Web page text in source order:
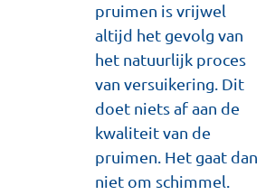
pruimen is vrijwel
altijd het gevolg van
het natuurlijk proces
van versuikering. Dit
doet niets af aan de
kwaliteit van de
pruimen. Het gaat dan
niet om schimmel.